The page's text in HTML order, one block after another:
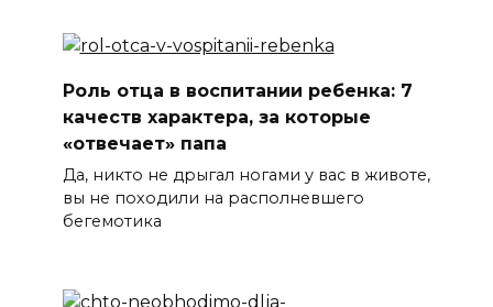
Роль отца в воспитании ребенка: 7
качеств характера, за которые
«отвечает» папа
Да, никто не дрыгал ногами у вас в животе,
вы не походили на располневшего
бегемотика